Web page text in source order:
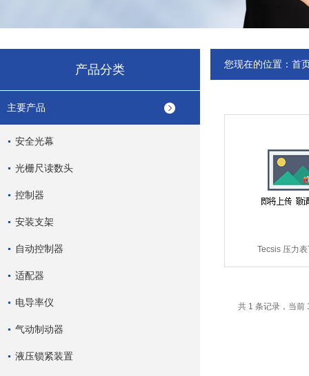
产品分类
主要产品
安全光幕
光栅尺读数头
控制器
安装支架
自动控制器
适配器
电导率仪
气动制动器
液压锁紧装置
您现在的位置： 首
Tecsis 压力
共 1 条记录，当